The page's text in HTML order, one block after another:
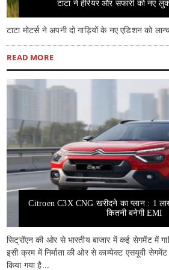
टाटा ने हेरियर और सफारी को नए
टाटा मोटर्स ने अपनी दो गाड़ियों के नए एडिशन को
READ MORE
Citroen C3X CNG खरीदने का प्लान : 1
कितनी बनेगी EMI
सिट्रॉएन की ओर से भारतीय बाजार में कई सेगमेंट में
इसी क्रम में निर्माता की ओर से काम्पेक्ट एसयूवी
किया गया है...